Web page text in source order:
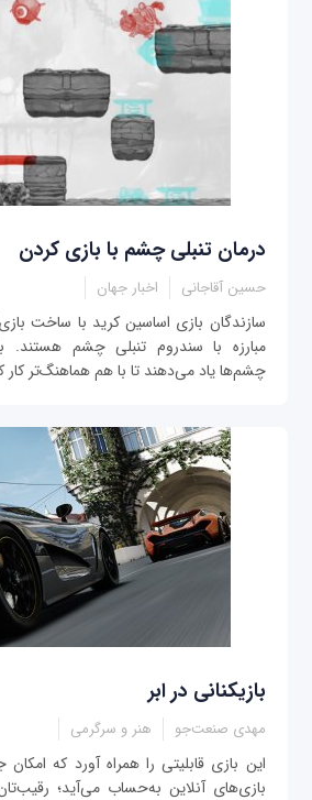
درمان تنبلی چشم با بازی کردن
حسین آقاجانی اخبار جهان
سازندگان بازی اساسین کرید با ساخت
مبارزه با سندروم تنبلی چشم هستند.
چشم‌ها یاد می‌دهند تا با هم هماهنگ‌تر کار
بازیکنانی در ابر
مهدی صنعت‌جو هنر و سرگرمی
این بازی قابلیتی را همراه آورد که
بازی‌های آنلاین به‌حساب می‌آید؛